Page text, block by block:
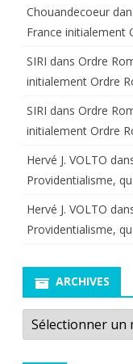
Chouandecoeur
France initialement
SIRI dans Ordre
initialement Ordre
SIRI dans Ordre
initialement Ordre
Hervé J. VOLTO
Providentialisme,
Hervé J. VOLTO
Providentialisme,
ARCHIVES
Archives